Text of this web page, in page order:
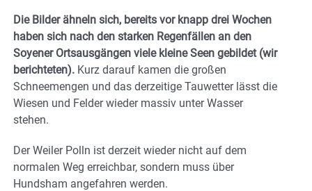
Die Bilder ähneln sich, bereits vor knapp drei Wochen
haben sich nach den starken Regenfällen an den
Soyener Ortsausgängen viele kleine Seen gebildet (wir
berichteten). Kurz darauf kamen die großen
Schneemengen und das derzeitige Tauwetter lässt die
Wiesen und Felder wieder massiv unter Wasser
stehen.
Der Weiler Polln ist derzeit wieder nicht auf dem
normalen Weg erreichbar, sondern muss über
Hundsham angefahren werden.